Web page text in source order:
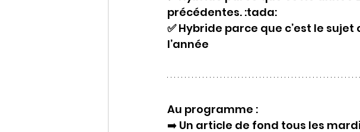
précédentes. :tada:
✅ Hybride parce que c’est le
l’année
Au programme :
➡️ Un article de fond tous les